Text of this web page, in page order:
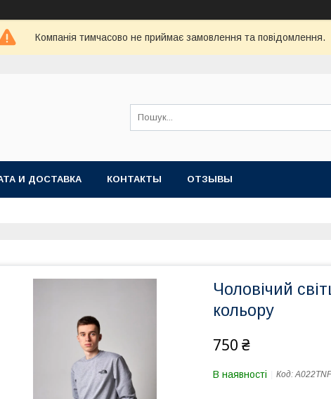
Компанія тимчасово не приймає замовлення та повідомлення.
И ДОСТАВКА КОНТАКТЫ ОТЗЫВЫ
Чоловічий
кольору
750 ₴
В наявності Код:А022TNF